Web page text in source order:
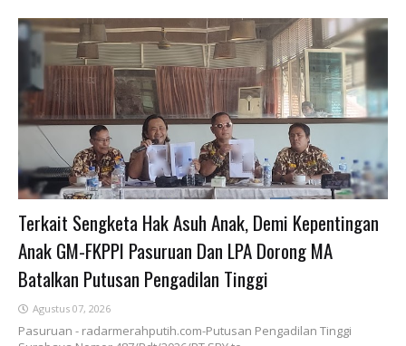
Terkait Sengketa Hak Asuh Anak, Demi Kepentingan
Anak GM-FKPPI Pasuruan Dan LPA Dorong MA
Batalkan Putusan Pengadilan Tinggi
Agustus 07, 2026
Pasuruan - radarmerahputih.com-Putusan Pengadilan Tinggi